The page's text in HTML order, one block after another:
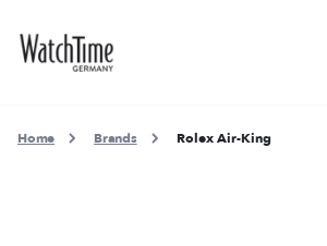
Home Brands Rolex Air-King